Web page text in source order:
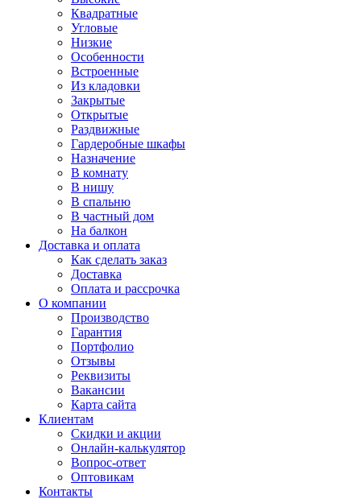
Квадратные
Угловые
Низкие
Особенности
Встроенные
Из кладовки
Закрытые
Открытые
Раздвижные
Гардеробные шкафы
Назначение
В комнату
В нишу
В спальню
В частный дом
На балкон
Доставка и оплата
Как сделать заказ
Доставка
Оплата и рассрочка
О компании
Производство
Гарантия
Портфолио
Отзывы
Реквизиты
Вакансии
Карта сайта
Клиентам
Скидки и акции
Онлайн-калькулятор
Вопрос-ответ
Оптовикам
Контакты